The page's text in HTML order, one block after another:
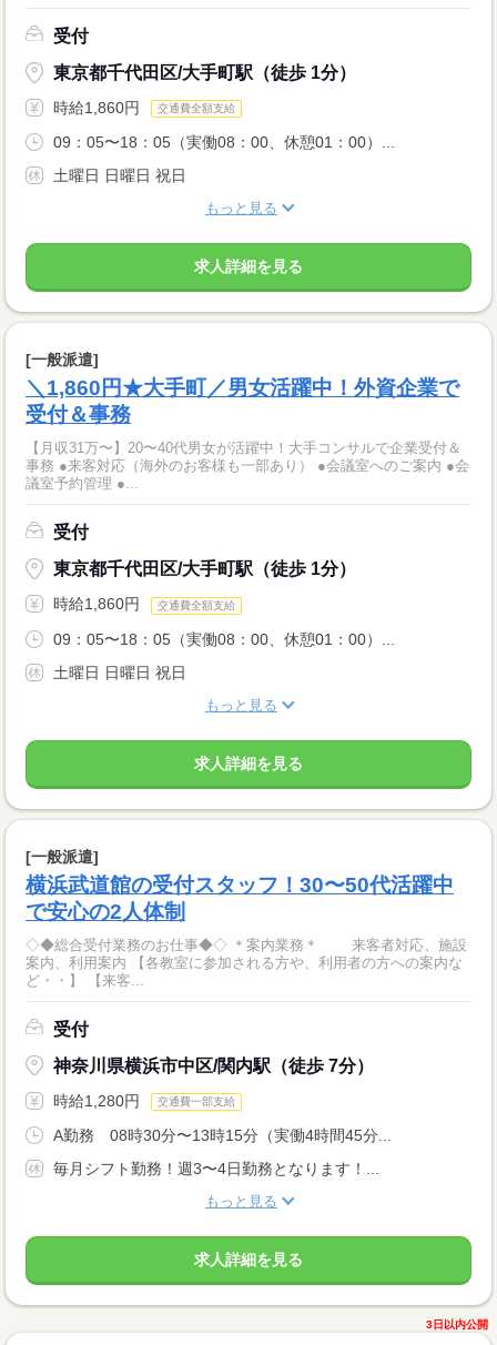
受付
東京都千代田区/大手町駅（徒歩 1分）
時給1,860円 交通費全額支給
09：05〜18：05（実働08：00、休憩01：00）...
土曜日 日曜日 祝日
もっと見る
求人詳細を見る
[一般派遣]
＼1,860円★大手町／男女活躍中！外資企業で
受付＆事務
【月収31万〜】20〜40代男女が活躍中！大手コンサルで企業受付＆
事務 ●来客対応（海外のお客様も一部あり） ●会議室へのご案内 ●会
議室予約管理 ●...
受付
東京都千代田区/大手町駅（徒歩 1分）
時給1,860円 交通費全額支給
09：05〜18：05（実働08：00、休憩01：00）...
土曜日 日曜日 祝日
もっと見る
求人詳細を見る
[一般派遣]
横浜武道館の受付スタッフ！30〜50代活躍中
で安心の2人体制
◇◆総合受付業務のお仕事◆◇ ＊案内業務＊ 来客者対応、施設
案内、利用案内 【各教室に参加される方や、利用者の方への案内な
ど・・】 【来客...
受付
神奈川県横浜市中区/関内駅（徒歩 7分）
時給1,280円 交通費一部支給
A勤務 08時30分〜13時15分（実働4時間45分...
毎月シフト勤務！週3〜4日勤務となります！...
もっと見る
求人詳細を見る
3日以内公開